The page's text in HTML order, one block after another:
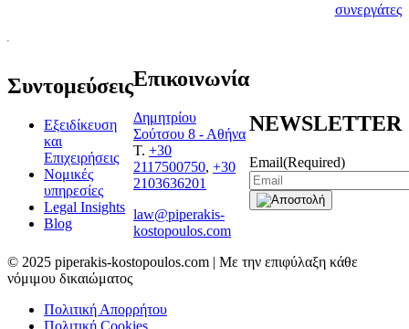
συνεργάτες
Συντομεύσεις
Εξειδίκευση
και
Επιχειρήσεις
Νομικές
υπηρεσίες
Legal Insights
Blog
Επικοινωνία
Δημητρίου
Σούτσου 8 - Αθήνα
T. +30
2117500750, +30
2103636201
law@piperakis-
kostopoulos.com
NEWSLETTER
Email(Required)
© 2025 piperakis-kostopoulos.com | Με την επιφύλαξη κάθε
νόμιμου δικαιώματος
Πολιτική Απορρήτου